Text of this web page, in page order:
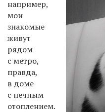
например,
мои
знакомые
живут
рядом
с метро,
правда,
в доме
с печным
отоплением.